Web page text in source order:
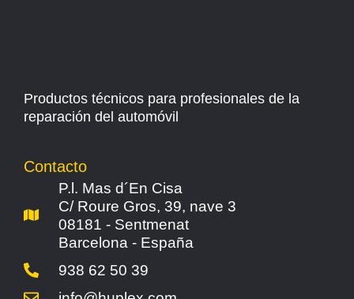
Productos técnicos para profesionales de la
reparación del automóvil
Contacto
P.l. Mas d´En Cisa
C/ Roure Gros, 39, nave 3
08181 - Sentmenat
Barcelona - España
938 62 50 39